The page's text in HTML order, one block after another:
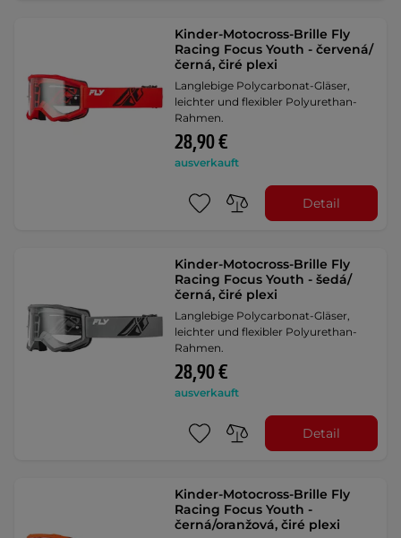
Kinder-Motocross-Brille Fly
Racing Focus Youth - červená/
černá, čiré plexi
Langlebige Polycarbonat-Gläser,
leichter und flexibler Polyurethan-
Rahmen.
28,90 €
ausverkauft
Detail
Kinder-Motocross-Brille Fly
Racing Focus Youth - šedá/
černá, čiré plexi
Langlebige Polycarbonat-Gläser,
leichter und flexibler Polyurethan-
Rahmen.
28,90 €
ausverkauft
Detail
Kinder-Motocross-Brille Fly
Racing Focus Youth -
černá/oranžová, čiré plexi